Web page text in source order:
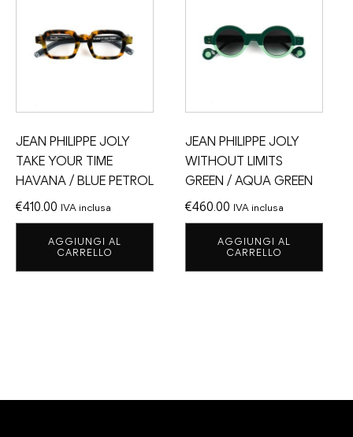
JEAN PHILIPPE JOLY
TAKE YOUR TIME
HAVANA / BLUE PETROL
€410.00 IVA inclusa
AGGIUNGI AL
CARRELLO
JEAN PHILIPPE JOLY
WITHOUT LIMITS
GREEN / AQUA GREEN
€460.00 IVA inclusa
AGGIUNGI AL
CARRELLO